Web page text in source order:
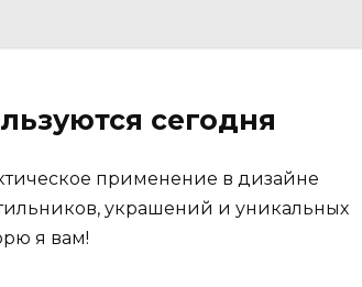
сегодня
применение в дизайне
украшений и уникальных
я вам!